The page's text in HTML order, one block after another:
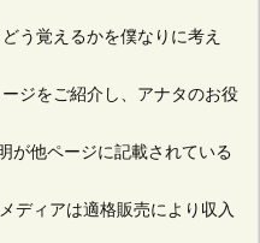
う覚えるかを僕なりに考え
ジをご紹介し、アナタのお役
が他ページに記載されている
ディアは適格販売により収入